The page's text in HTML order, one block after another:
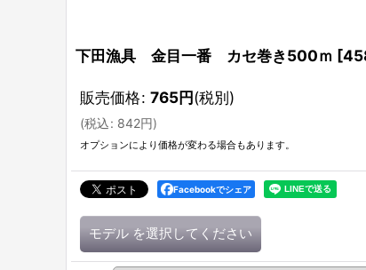
下田漁具 金目一番 カセ巻き500ｍ [
販売価格: 765円(税別)
(税込: 842円)
オプションにより価格が変わる場合もあります。
Facebookでシェア
モデル を選択してください